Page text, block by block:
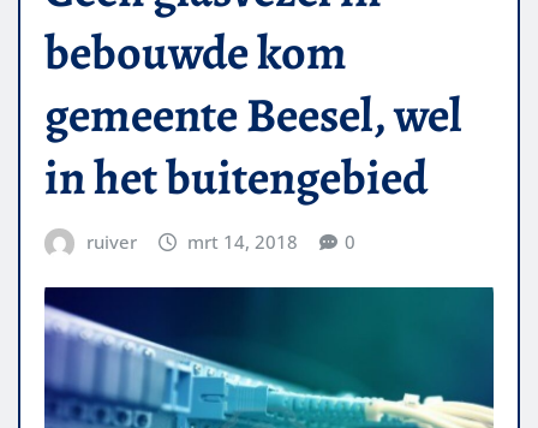
bebouwde kom
gemeente Beesel, wel
in het buitengebied
ruiver mrt 14, 2018 0